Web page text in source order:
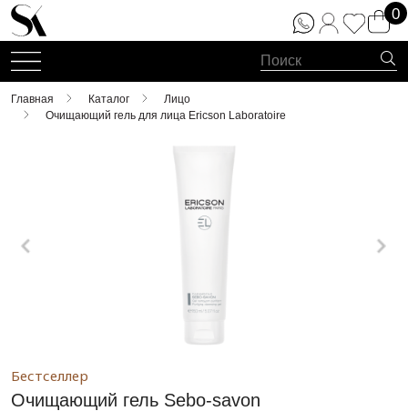
0
Главная Каталог
Лицо
Очищающий гель для лица Ericson Laboratoire
Бестселлер
Очищающий гель Sebo-savon